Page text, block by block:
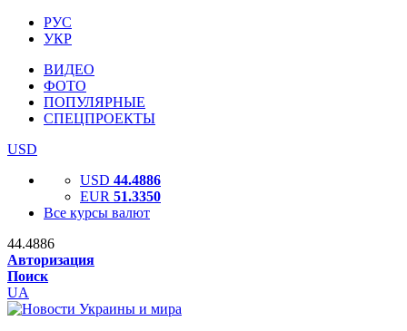
РУС
УКР
ВИДЕО
ФОТО
ПОПУЛЯРНЫЕ
СПЕЦПРОЕКТЫ
USD
USD 44.4886
EUR 51.3350
Все курсы валют
44.4886
Авторизация
Поиск
UA